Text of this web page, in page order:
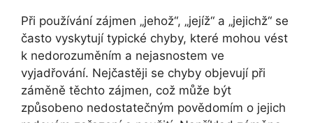
Při používání zájmen „jehož“, „jejíž“ a „jejichž“ se
často vyskytují typické chyby, které mohou vést
k nedorozuměním a nejasnostem ve
vyjadřování. Nejčastěji se chyby objevují při
záměně těchto zájmen, což může být
způsobeno nedostatečným povědomím o jejich